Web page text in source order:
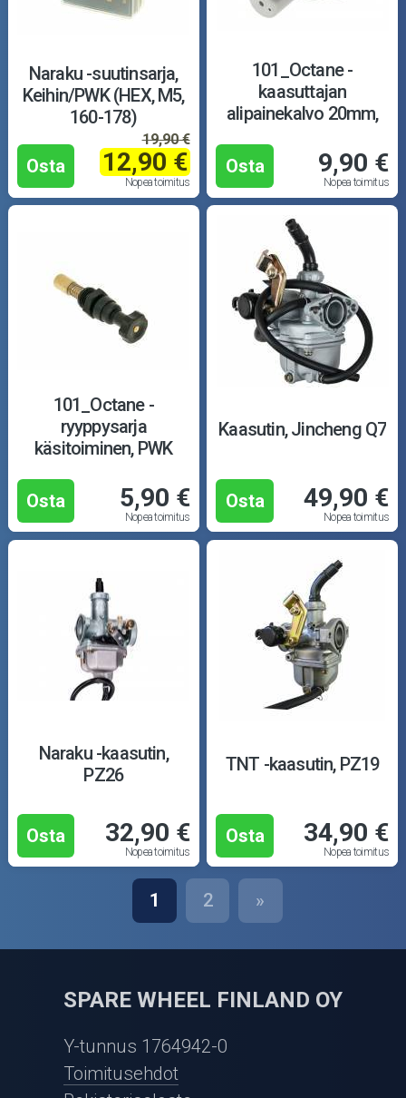
Naraku -suutinsarja,
Keihin/PWK (HEX, M5,
160-178)
Osta
19,90 €
12,90 €
Nopea toimitus
101_Octane -
kaasuttajan
alipainekalvo 20mm,
Osta
9,90 €
Nopea toimitus
101_Octane -
ryyppysarja
käsitoiminen, PWK
Osta
5,90 €
Nopea toimitus
Kaasutin, Jincheng Q7
Osta 49,90 €
Nopea toimitus
Naraku -kaasutin,
PZ26
Osta 32,90 €
Nopea toimitus
TNT -kaasutin, PZ19
Osta 34,90 €
Nopea toimitus
1 2 »
SPARE WHEEL FINLAND OY
Y-tunnus 1764942-0
Toimitusehdot